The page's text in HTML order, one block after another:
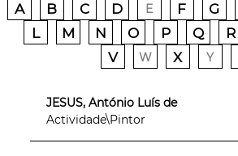
A B C D E F G
L
M N O P Q R
V W X Y
JESUS, António Luís de
Actividade\Pintor